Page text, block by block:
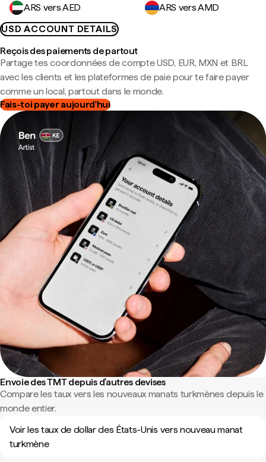
ARS vers AED
ARS vers AMD
USD ACCOUNT DETAILS
Reçois des paiements de partout
Partage tes coordonnées de compte USD, EUR, MXN et BRL
avec les clients et les plateformes de paie pour te faire payer
comme un local, partout dans le monde.
Fais-toi payer aujourd'hui
Envoie des TMT depuis d'autres devises
Compare les taux vers les nouveaux manats turkmènes depuis le
monde entier.
Voir les taux de dollar des États-Unis vers nouveau manat
turkmène